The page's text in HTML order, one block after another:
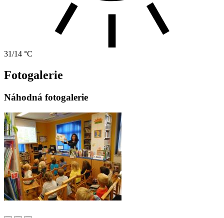
31/14 °C
Fotogalerie
Náhodná fotogalerie